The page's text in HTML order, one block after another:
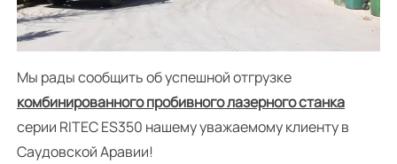
Мы рады сообщить об успешной отгрузке
комбинированного пробивного лазерного станка
серии RITEC ES350 нашему уважаемому клиенту в
Саудовской Аравии!